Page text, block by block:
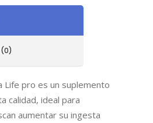
Life pro es un suplemento
calidad, ideal para
aumentar su ingesta